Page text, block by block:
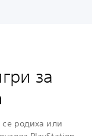
за
родиха или